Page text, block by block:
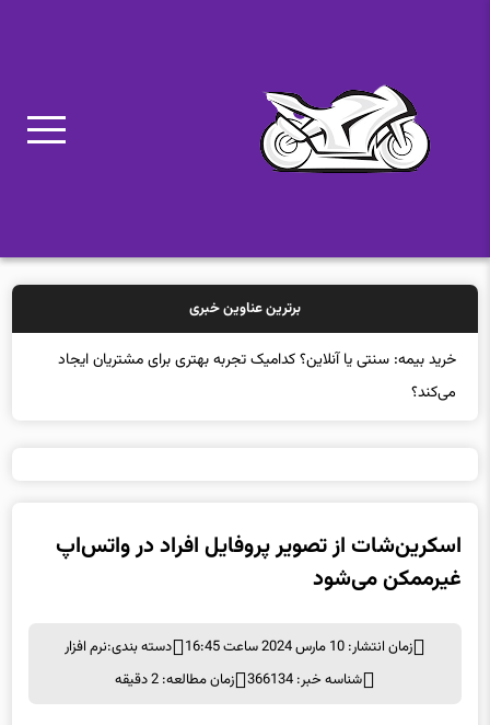
برترین عناوین خبری
خرید بیمه: سنتی یا آنلاین؟ کدامیک تجربه بهتری برای مشتریان ایجاد
می‌کند؟
اسکرین‌شات از تصویر پروفایل افراد در واتس‌اپ
غیرممکن می‌شود
زمان انتشار: 10 مارس 2024 ساعت 16:45 دسته بندی:نرم افزار
شناسه خبر: 366134
زمان مطالعه: 2 دقیقه